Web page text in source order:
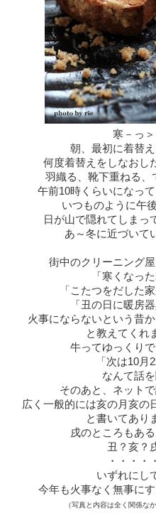
寒－っ＞
朝、最初に着替
何度着替えをしなおし
羽織る、靴下重ねる、
午前10時くらいになっ
いつものように午
日が山で隠れてしまっ
あ～冬に近づいて
街中のクリーニング
「寒くなった
「こたつをだした
「丑の日に暖房
火事にならないという昔
と教えてくれ
牛ってゆっくりで
「次は10月
なんて話
そのあと、ネット
広く一般的には亥の月亥の
と書いてあり
戌のところもあ
丑？亥？
・・・・
いずれにし
今年も火事なく無事にす
（写真と内容は全く関係な